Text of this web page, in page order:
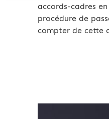
accords-cadres
procédure de
compter de cette